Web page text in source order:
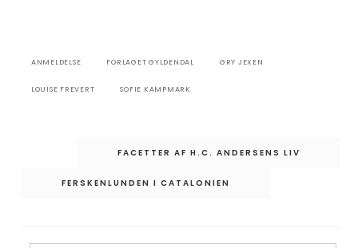
ANMELDELSE FORLAGET GYLDENDAL GRY JEXEN
LOUISE FREVERT SOFIE KAMPMARK
IndlægsnavigationFACETTER AF H.C. ANDERSENS LIV
FERSKENLUNDEN I CATALONIEN